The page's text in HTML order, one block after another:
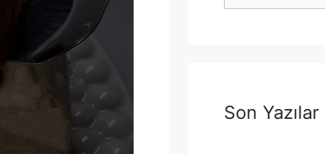
Son Yazılar